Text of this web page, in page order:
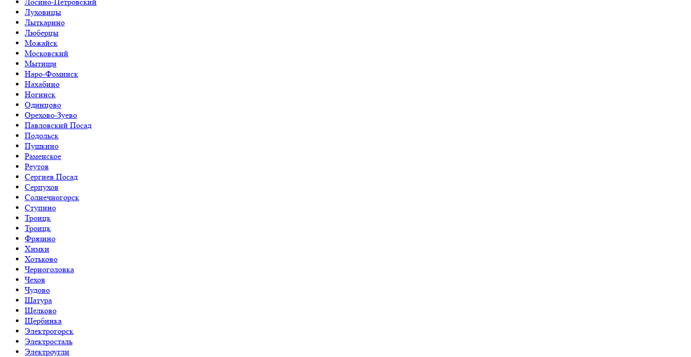
Луховицы
Лыткарино
Люберцы
Можайск
Московский
Мытищи
Наро-Фоминск
Нахабино
Ногинск
Одинцово
Орехово-Зуево
Павловский Посад
Подольск
Пушкино
Раменское
Реутов
Сергиев Посад
Серпухов
Солнечногорск
Ступино
Троицк
Троицк
Фрязино
Химки
Хотьково
Черноголовка
Чехов
Чудово
Шатура
Щелково
Щербинка
Электрогорск
Электросталь
Электроугли